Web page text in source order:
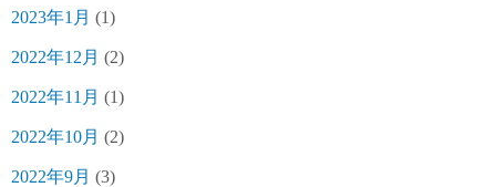
2023年1月 (1)
2022年12月 (2)
2022年11月 (1)
2022年10月 (2)
2022年9月 (3)